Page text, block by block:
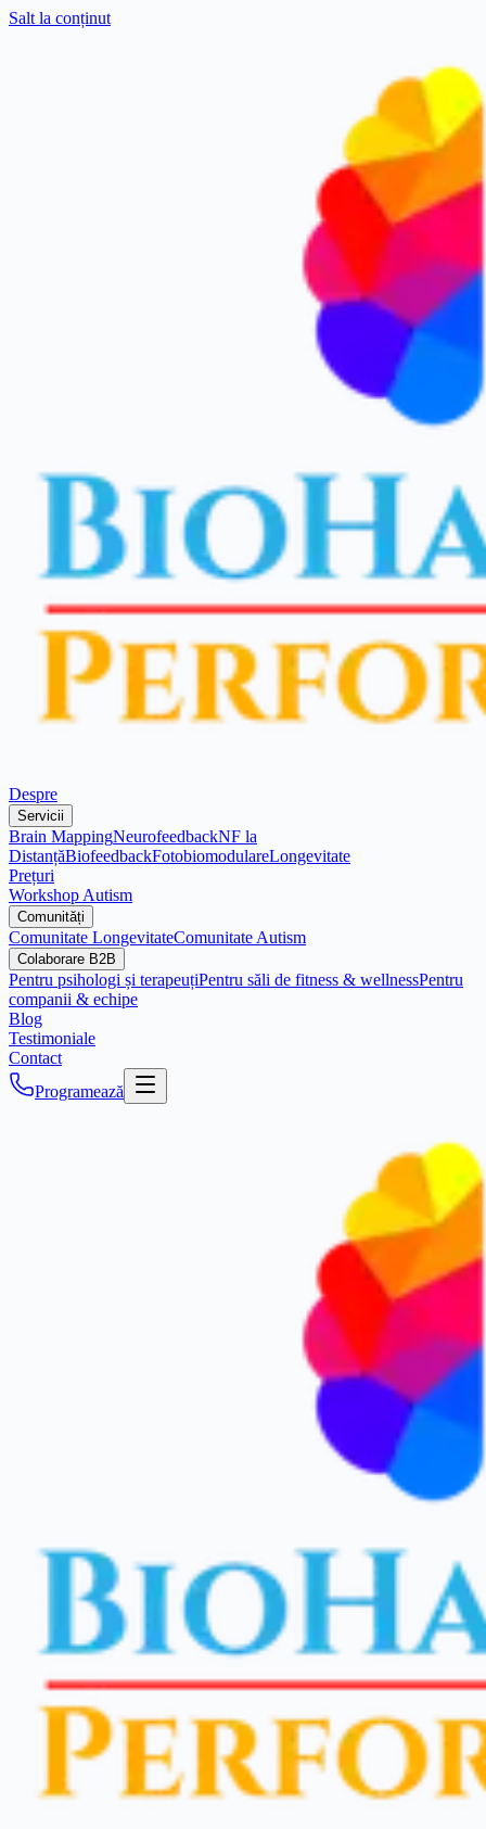
Salt la conținut
Despre
Servicii
Brain MappingNeurofeedbackNF la
DistanțăBiofeedbackFotobiomodulareLongevitate
Prețuri
Workshop Autism
Comunități
Comunitate LongevitateComunitate Autism
Colaborare B2B
Pentru psihologi și terapeuțiPentru săli de fitness & wellnessPentru
companii & echipe
Blog
Testimoniale
Contact
Programează